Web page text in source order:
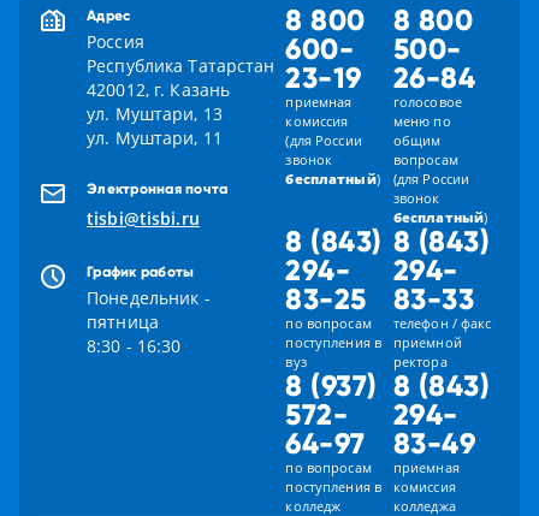
Адрес
Россия
Республика Татарстан
420012, г. Казань
ул. Муштари, 13
ул. Муштари, 11
Электронная почта
tisbi@tisbi.ru
График работы
Понедельник -
пятница
8:30 - 16:30
8 800
600-
23-19
приемная
комиссия
(для России
звонок
бесплатный)
8 800
500-
26-84
голосовое
меню по
общим
вопросам
(для России
звонок
бесплатный)
8 (843)
294-
83-25
по вопросам
поступления в
вуз
8 (843)
294-
83-33
телефон / факс
приемной
ректора
8 (937)
572-
64-97
по вопросам
поступления в
колледж
8 (843)
294-
83-49
приемная
комиссия
колледжа